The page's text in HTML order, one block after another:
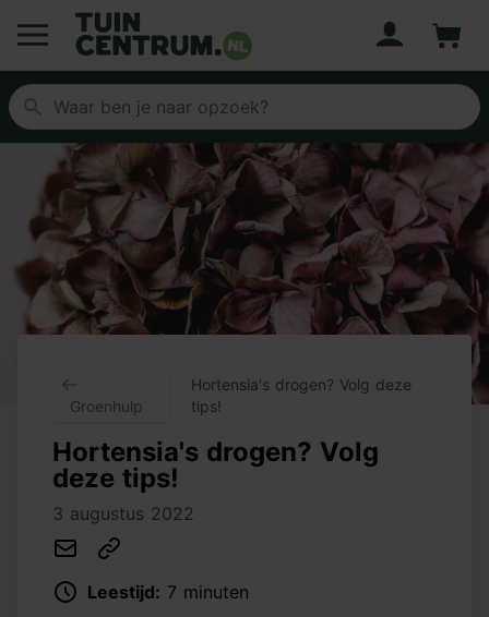
Logo Tuincentrum.nl
Groenhulp
Hortensia's drogen? Volg deze
tips!
Hortensia's drogen? Volg
deze tips!
3 augustus 2022
Leestijd: 7 minuten